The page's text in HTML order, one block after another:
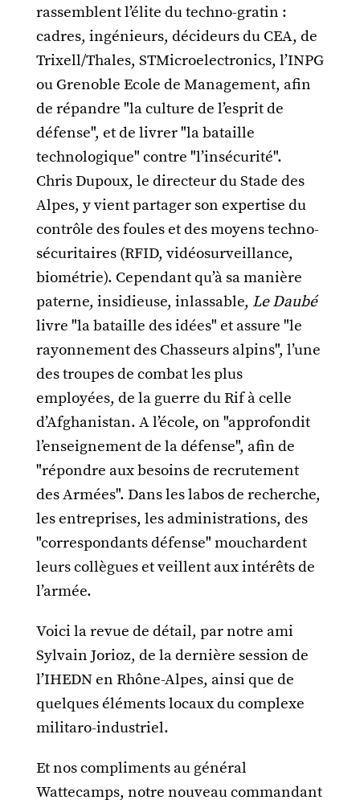
rassemblent l’élite du techno-gratin :
cadres, ingénieurs, décideurs du CEA, de
Trixell/Thales, STMicroelectronics, l’INPG
ou Grenoble Ecole de Management, afin
de répandre "la culture de l’esprit de
défense", et de livrer "la bataille
technologique" contre "l’insécurité".
Chris Dupoux, le directeur du Stade des
Alpes, y vient partager son expertise du
contrôle des foules et des moyens techno-
sécuritaires (RFID, vidéosurveillance,
biométrie). Cependant qu’à sa manière
paterne, insidieuse, inlassable, Le Daubé
livre "la bataille des idées" et assure "le
rayonnement des Chasseurs alpins", l’une
des troupes de combat les plus
employées, de la guerre du Rif à celle
d’Afghanistan. A l’école, on "approfondit
l’enseignement de la défense", afin de
"répondre aux besoins de recrutement
des Armées". Dans les labos de recherche,
les entreprises, les administrations, des
"correspondants défense" mouchardent
leurs collègues et veillent aux intérêts de
l’armée.
Voici la revue de détail, par notre ami
Sylvain Jorioz, de la dernière session de
l’IHEDN en Rhône-Alpes, ainsi que de
quelques éléments locaux du complexe
militaro-industriel.
Et nos compliments au général
Wattecamps, notre nouveau commandant